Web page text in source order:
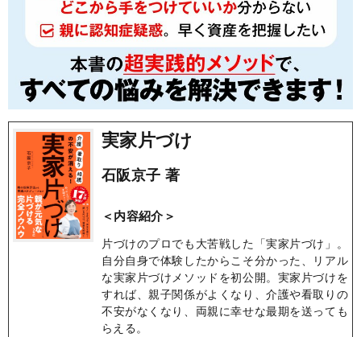
実家片づけ
石阪京子 著
＜内容紹介＞
片づけのプロでも大苦戦した「実家片づけ」。
自分自身で体験したからこそ分かった、リアル
な実家片づけメソッドを初公開。実家片づけを
すれば、親子関係がよくなり、介護や看取りの
不安がなくなり、両親に幸せな最期を送っても
らえる。